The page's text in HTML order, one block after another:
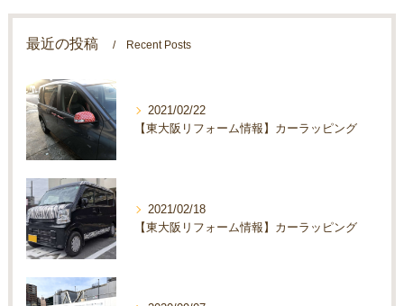
最近の投稿 Recent Posts
2021/02/22
【東大阪リフォーム情報】カーラッピング
2021/02/18
【東大阪リフォーム情報】カーラッピング